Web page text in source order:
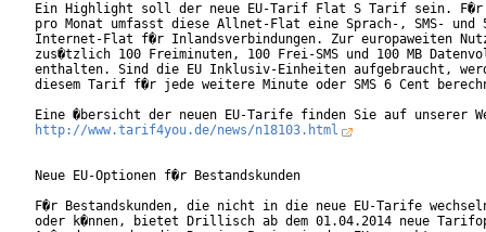
Ein Highlight soll der neue EU-Tarif Flat S Tarif sein. F�r
pro Monat umfasst diese Allnet-Flat eine Sprach-, SMS- und
Internet-Flat f�r Inlandsverbindungen. Zur europaweiten
zus�tzlich 100 Freiminuten, 100 Frei-SMS und 100 MB
enthalten. Sind die EU Inklusiv-Einheiten aufgebraucht,
diesem Tarif f�r jede weitere Minute oder SMS 6 Cent
http://www.tarif4you.de/news/n18103.html
Neue EU-Optionen f�r Bestandskunden
F�r Bestandskunden, die nicht in die neue EU-Tarife
oder k�nnen, bietet Drillisch ab dem 01.04.2014 neue